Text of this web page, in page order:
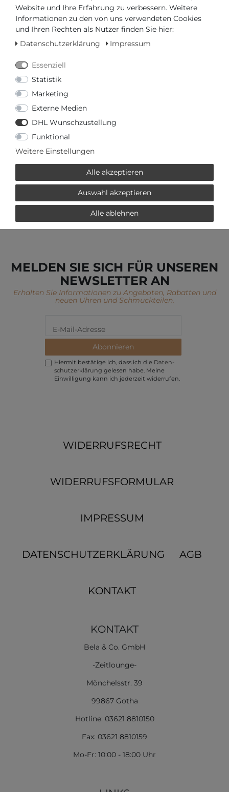
Automatikuhr
*inkl. ges. MwSt. zzgl. Versandkosten
Certina DS PH200M
C036.407.18.040.00 Herren
Automatikuhr
*inkl. ges. MwSt. zzgl. Versandkosten
MELDEN SIE SICH FÜR UNSEREN
NEWSLETTER AN
Erhalten Sie Informationen zu Angeboten, Rabatten und
neuen Uhren und Schmuckteilen.
Abonnieren
Hiermit bestätige ich, dass ich die Daten­
schutz­erklärung gelesen habe. Meine
Einwilligung kann ich jederzeit widerrufen.
WIDERRUFSRECHT
WIDERRUFSFORMULAR
IMPRESSUM
DATENSCHUTZERKLÄRUNG AGB
KONTAKT
KONTAKT
Bela & Co. GmbH
-Zeitlounge-
Mönchelsstr. 39
99867 Gotha
Hotline: 03621 8810150
Fax: 03621 8810159
Mo-Fr: 10:00 - 18:00 Uhr
Website und Ihre Erfahrung zu verbessern. Weitere
Informationen zu den von uns verwendeten Cookies
und Ihren Rechten als Nutzer finden Sie hier:
Datenschutzerklärung
Impressum
Essenziell
Statistik
Marketing
Externe Medien
DHL Wunschzustellung
Funktional
Weitere Einstellungen
Alle akzeptieren
Auswahl akzeptieren
Alle ablehnen